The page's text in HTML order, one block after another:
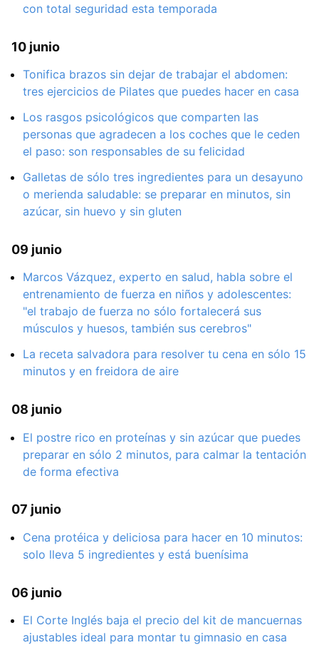
con total seguridad esta temporada
10 junio
Tonifica brazos sin dejar de trabajar el abdomen:
tres ejercicios de Pilates que puedes hacer en casa
Los rasgos psicológicos que comparten las
personas que agradecen a los coches que le ceden
el paso: son responsables de su felicidad
Galletas de sólo tres ingredientes para un desayuno
o merienda saludable: se preparar en minutos, sin
azúcar, sin huevo y sin gluten
09 junio
Marcos Vázquez, experto en salud, habla sobre el
entrenamiento de fuerza en niños y adolescentes:
"el trabajo de fuerza no sólo fortalecerá sus
músculos y huesos, también sus cerebros"
La receta salvadora para resolver tu cena en sólo 15
minutos y en freidora de aire
08 junio
El postre rico en proteínas y sin azúcar que puedes
preparar en sólo 2 minutos, para calmar la tentación
de forma efectiva
07 junio
Cena protéica y deliciosa para hacer en 10 minutos:
solo lleva 5 ingredientes y está buenísima
06 junio
El Corte Inglés baja el precio del kit de mancuernas
ajustables ideal para montar tu gimnasio en casa